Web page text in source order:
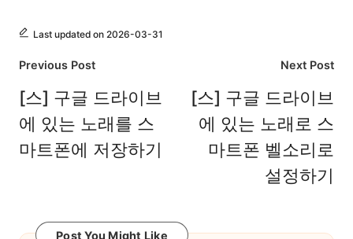
는Last updated on 2026-03-31
Post
navigation
Previous Post
[스] 구글 드라이브
에 있는 노래를 스
마트폰에 저장하기
Next Post
[스] 구글 드라이브
에 있는 노래로 스
마트폰 벨소리로
설정하기
Post You Might Like